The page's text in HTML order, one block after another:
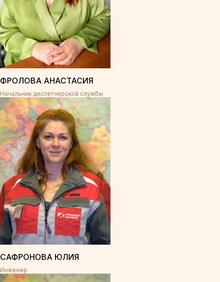
ФРОЛОВА АНАСТАСИЯ
Начальник диспетчерской службы
САФРОНОВА ЮЛИЯ
Инженер